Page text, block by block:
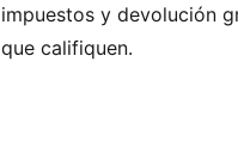
Bota corta
Cierre con agujetas
impuestos y devolución
que califiquen.